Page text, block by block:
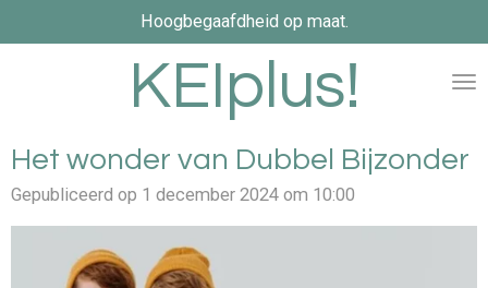
direct
KEIplus!
Hoogbegaafdheid op maat.
Het wonder van Dubbel Bijzonder
Gepubliceerd op 1 december 2024 om 10:00